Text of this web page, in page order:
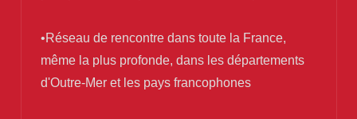
•Réseau de rencontre dans toute la France,
même la plus profonde, dans les départements
d'Outre-Mer et les pays francophones